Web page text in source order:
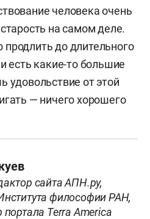
человека очень
на самом деле.
до длительного
есть какие-то большие
удовольствие от этой
— ничего хорошего
сайта АПН.ру,
философии РАН,
портала Terra America